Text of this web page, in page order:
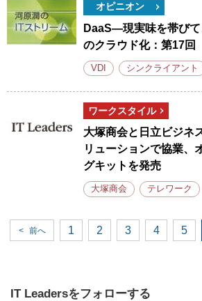
オピニオン
DaaS―現実味を帯び
のクラウド化：第17回
VDI シンクライアント
ワークスタイル
大塚商会と日立ビジネ
リューションで協業、
グキットを発売
大塚商会 テレワーク
< 前へ 1 2 3 4 5
IT Leadersをフォローする